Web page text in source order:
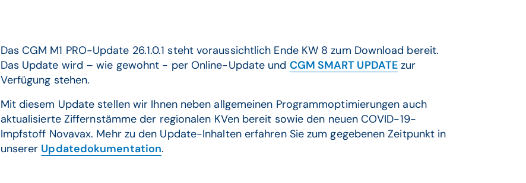
Das CGM M1 PRO-Update 26.1.0.1 steht voraussichtlich Ende KW 8 zum Download bereit.
Das Update wird – wie gewohnt - per Online-Update und CGM SMART UPDATEzur
Verfügung stehen.
Mit diesem Update stellen wir Ihnen neben allgemeinen Programmoptimierungen auch
aktualisierte Ziffernstämme der regionalen KVen bereit sowie den neuen COVID-19-
Impfstoff Novavax. Mehr zu den Update-Inhalten erfahren Sie zum gegebenen Zeitpunkt in
unserer Updatedokumentation.